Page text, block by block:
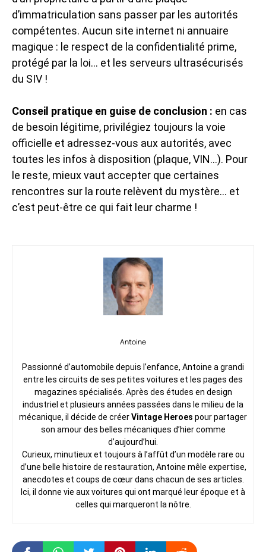
d’immatriculation sans passer par les autorités
compétentes. Aucun site internet ni annuaire
magique : le respect de la confidentialité prime,
protégé par la loi… et les serveurs ultrasécurisés
du SIV !
Conseil pratique en guise de conclusion : en cas
de besoin légitime, privilégiez toujours la voie
officielle et adressez-vous aux autorités, avec
toutes les infos à disposition (plaque, VIN…). Pour
le reste, mieux vaut accepter que certaines
rencontres sur la route relèvent du mystère… et
c’est peut-être ce qui fait leur charme !
Antoine
Passionné d’automobile depuis l’enfance, Antoine a grandi
entre les circuits de ses petites voitures et les pages des
magazines spécialisés. Après des études en design
industriel et plusieurs années passées dans le milieu de la
mécanique, il décide de créerVintage Heroes pour partager
son amour des belles mécaniques d’hier comme
d’aujourd’hui.
Curieux, minutieux et toujours à l’affût d’un modèle rare ou
d’une belle histoire de restauration, Antoine mêle expertise,
anecdotes et coups de cœur dans chacun de ses articles.
Ici, il donne vie aux voitures qui ont marqué leur époque et à
celles qui marqueront la nôtre.